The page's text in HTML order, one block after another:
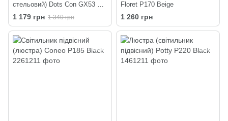
стельовий) Dots Con GX53 C3
320-220 Black
1 179 грн 1 340 грн
Floret P170 Beige
1 260 грн